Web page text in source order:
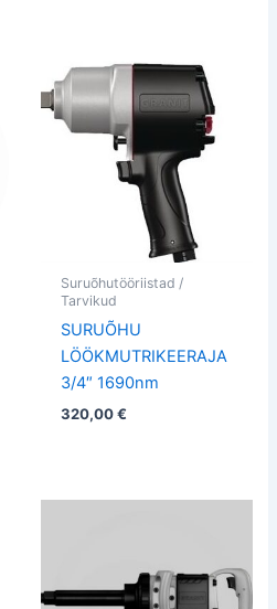
Suruõhutööriistad /
Tarvikud
SURUÕHU
LÖÖKMUTRIKEERAJA
3/4″ 1690nm
320,00€